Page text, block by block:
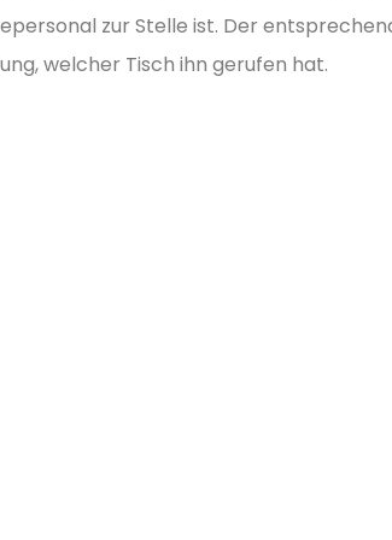
zur Stelle ist. Der
welcher Tisch ihn gerufen hat.